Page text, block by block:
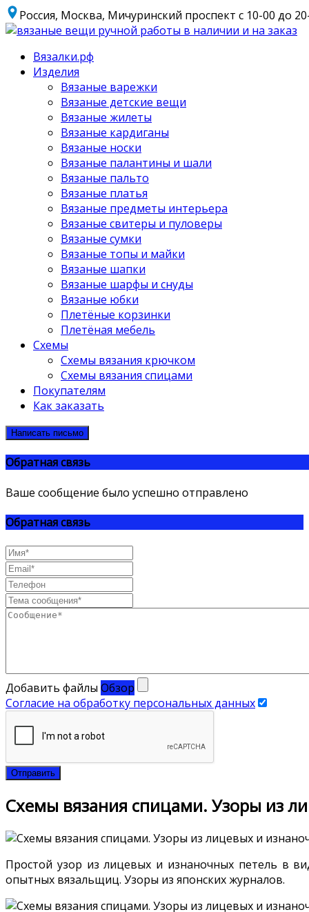
Россия, Москва, Мичуринский проспект с 10-00 до
Вязалки.рф
Изделия
Вязаные варежки
Вязаные детские вещи
Вязаные жилеты
Вязаные кардиганы
Вязаные носки
Вязаные палантины и шали
Вязаные пальто
Вязаные платья
Вязаные предметы интерьера
Вязаные свитеры и пуловеры
Вязаные сумки
Вязаные топы и майки
Вязаные шапки
Вязаные шарфы и снуды
Вязаные юбки
Плетёные корзинки
Плетёная мебель
Схемы
Схемы вязания крючком
Схемы вязания спицами
Покупателям
Как заказать
Написать письмо
Обратная связь
Ваше сообщение было успешно отправлено
Обратная связь
Добавить файлы Обзор
Согласие на обработку персональных данных
Отправить
Схемы вязания спицами. Узоры из
Простой узор из лицевых и изнаночных петель в
опытных вязальщиц. Узоры из японских журналов.